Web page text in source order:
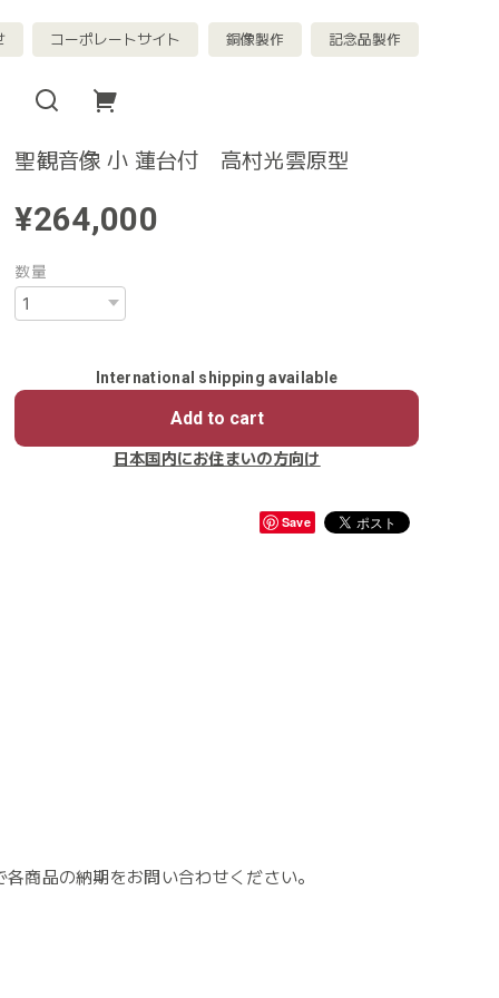
コーポレートサイト 銅像製作 記念品製作
聖観音像 小 蓮台付 高村光雲原型
¥264,000
数量
International shipping available
Add to cart
日本国内にお住まいの方向け
Save
商品の納期をお問い合わせください。